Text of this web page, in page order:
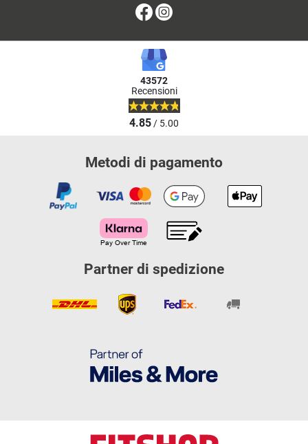
Facebook
43572
Recensioni
4.85/ 5.00
Metodi di pagamento
Partner di spedizione